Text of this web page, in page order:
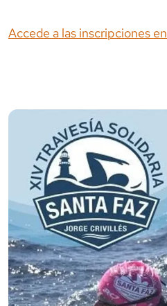
Accede a las inscripciones en